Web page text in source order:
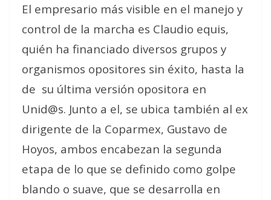
El empresario más visible en el manejo y
control de la marcha es Claudio equis,
quién ha financiado diversos grupos y
organismos opositores sin éxito, hasta la
de su última versión opositora en
Unid@s. Junto a el, se ubica también al ex
dirigente de la Coparmex, Gustavo de
Hoyos, ambos encabezan la segunda
etapa de lo que se definido como golpe
blando o suave, que se desarrolla en